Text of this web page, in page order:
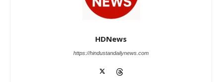
HDNews
https://hindustandailynews.com